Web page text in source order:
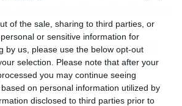
of the sale, sharing to third parties, or
or sensitive information for
by us, please use the below opt-out
selection. Please note that after your
you may continue seeing
on personal information utilized by
disclosed to third parties prior to
απαγόρευσης. Το
αξιοποιείται από πολιτείες